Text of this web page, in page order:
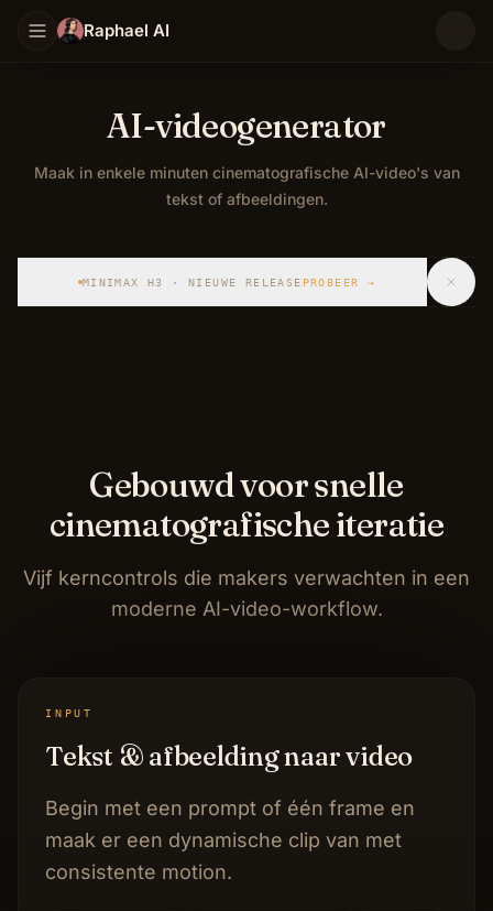
Raphael AI
AI-videogenerator
Maak in enkele minuten cinematografische AI-video's van
tekst of afbeeldingen.
MINIMAX H3 · NIEUWE RELEASE PROBEER →
Gebouwd voor snelle
cinematografische iteratie
Vijf kerncontrols die makers verwachten in een
moderne AI-video-workflow.
INPUT
Tekst & afbeelding naar video
Begin met een prompt of één frame en
maak er een dynamische clip van met
consistente motion.